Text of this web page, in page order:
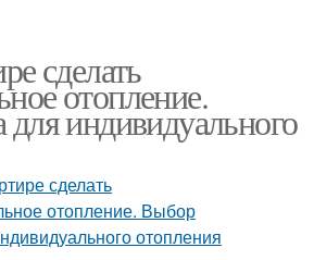
сделать
отопление.
индивидуального